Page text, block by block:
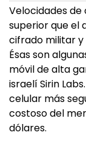
Velocidades de
superior que el
cifrado militar y
Ésas son
móvil de alta
israelí Sirin
celular más
costoso del
dólares.